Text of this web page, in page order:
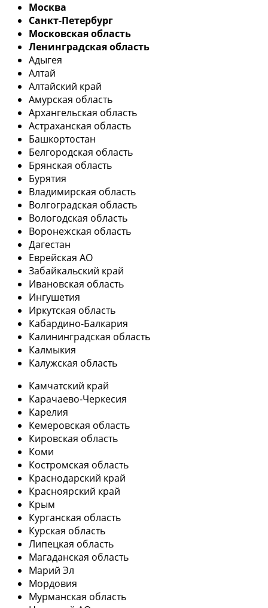
Москва
Санкт-Петербург
Московская область
Ленинградская область
Адыгея
Алтай
Алтайский край
Амурская область
Архангельская область
Астраханская область
Башкортостан
Белгородская область
Брянская область
Бурятия
Владимирская область
Волгоградская область
Вологодская область
Воронежская область
Дагестан
Еврейская АО
Забайкальский край
Ивановская область
Ингушетия
Иркутская область
Кабардино-Балкария
Калининградская область
Калмыкия
Калужская область
Камчатский край
Карачаево-Черкесия
Карелия
Кемеровская область
Кировская область
Коми
Костромская область
Краснодарский край
Красноярский край
Крым
Курганская область
Курская область
Липецкая область
Магаданская область
Марий Эл
Мордовия
Мурманская область